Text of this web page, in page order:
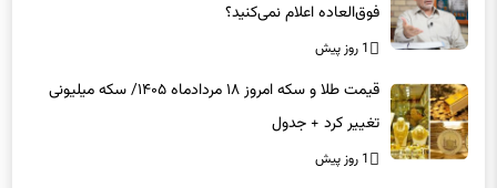
فوق‌العاده اعلام نمی‌کنید؟
1 روز پیش
قیمت طلا و سکه امروز ۱۸ مردادماه ۱۴۰۵/ سکه میلیونی
تغییر کرد + جدول
1 روز پیش